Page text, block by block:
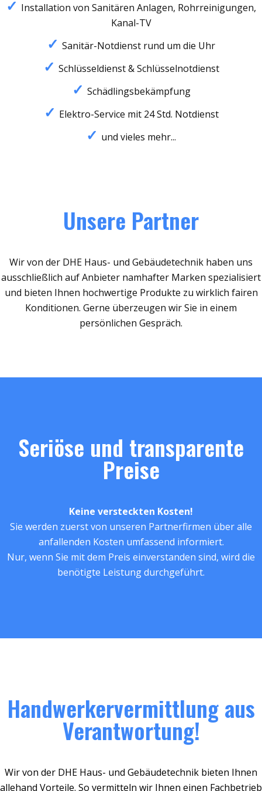
Installation von Sanitären Anlagen, Rohrreinigungen,
Kanal-TV
Sanitär-Notdienst rund um die Uhr
Schlüsseldienst & Schlüsselnotdienst
Schädlingsbekämpfung
Elektro-Service mit 24 Std. Notdienst
und vieles mehr...
Unsere Partner
Wir von der DHE Haus- und Gebäudetechnik haben uns
ausschließlich auf Anbieter namhafter Marken spezialisiert
und bieten Ihnen hochwertige Produkte zu wirklich fairen
Konditionen. Gerne überzeugen wir Sie in einem
persönlichen Gespräch.
Seriöse und transparente
Preise
Keine versteckten Kosten!
Sie werden zuerst von unseren Partnerfirmen über alle
anfallenden Kosten umfassend informiert.
Nur, wenn Sie mit dem Preis einverstanden sind, wird die
benötigte Leistung durchgeführt.
Handwerkervermittlung aus
Verantwortung!
Wir von der DHE Haus- und Gebäudetechnik bieten Ihnen
allehand Vorteile. So vermitteln wir Ihnen einen Fachbetrieb